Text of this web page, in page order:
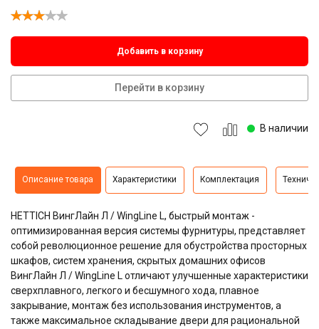
Добавить в корзину
Перейти в корзину
В наличии
Описание товара Характеристики Комплектация
HETTICH ВингЛайн Л / WingLine L, быстрый монтаж -
оптимизированная версия системы фурнитуры, представляет
собой революционное решение для обустройства просторных
шкафов, систем хранения, скрытых домашних офисов
ВингЛайн Л / WingLine L отличают улучшенные характеристики
сверхплавного, легкого и бесшумного хода, плавное
закрывание, монтаж без использования инструментов, а
также максимальное складывание двери для рациональной